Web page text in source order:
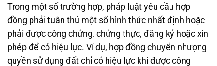
Trong một số trường hợp, pháp luật yêu cầu hợp
đồng phải tuân thủ một số hình thức nhất định hoặc
phải được công chứng, chứng thực, đăng ký hoặc xin
phép để có hiệu lực. Ví dụ, hợp đồng chuyển nhượng
quyền sử dụng đất chỉ có hiệu lực khi được công